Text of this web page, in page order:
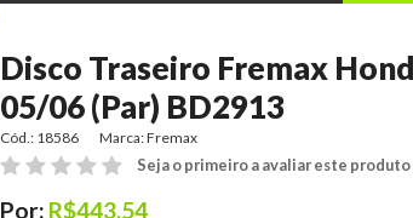
Disco Traseiro Fremax
05/06 (Par) BD2913
Cód.: 18586 Marca:Fremax
Seja o primeiro a avaliar este produto
Por: R$443,54